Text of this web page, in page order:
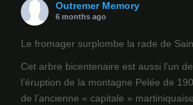
Outremer Memory
6 months ago
Le fromager surplombe la rade de
Cet arbre bicentenaire est aussi l'un
l’éruption de la montagne Pelée de
de l’ancienne « capitale »